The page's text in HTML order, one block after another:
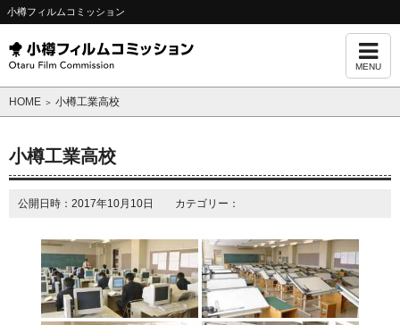
小樽フィルムコミッション
MENU
HOME ＞ 小樽工業高校
小樽工業高校
公開日時：2017年10月10日 カテゴリー：